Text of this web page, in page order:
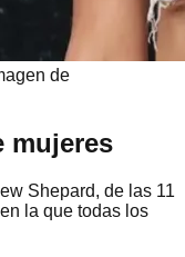
de
mujeres
Shepard, de las 11
la que todas los